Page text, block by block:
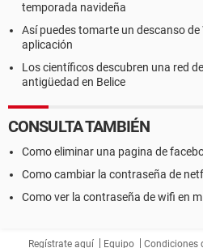
temporada navideña
Así puedes tomarte un descanso
aplicación
Los científicos descubren una red
antigüedad en Belice
CONSULTA TAMBIÉN
Como eliminar una pagina de
Como cambiar la contraseña de
Como ver la contraseña de wifi en
Regístrate aquí Equipo Condiciones